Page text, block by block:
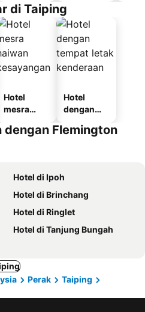
di Taiping
Hotel
mesra
kesayanga
Hotel
dengan
letak
Flemington
Hotel di Ipoh
Hotel di Brinchang
Hotel di Ringlet
Hotel di Tanjung Bungah
Perak
Taiping